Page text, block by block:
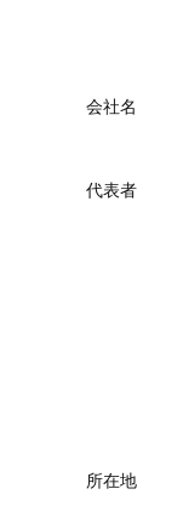
会社名
代表者
所在地